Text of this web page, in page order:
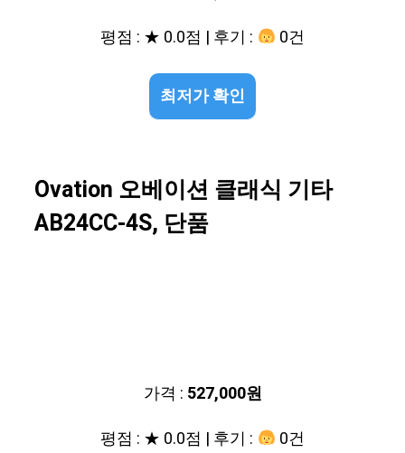
평점 : ★ 0.0점 | 후기 :
0건
최저가 확인
Ovation 오베이션 클래식 기타
AB24CC-4S, 단품
가격 : 527,000원
평점 : ★ 0.0점 | 후기 :
0건